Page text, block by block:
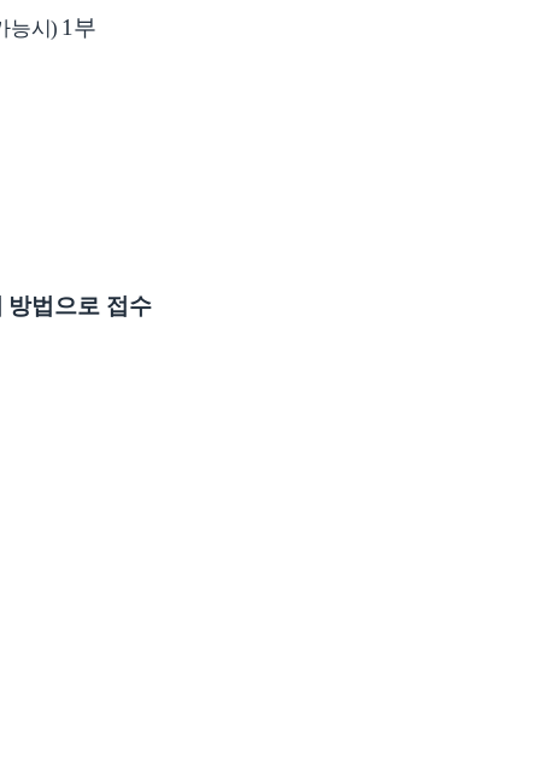
능시) 1 부
방법으로 접수